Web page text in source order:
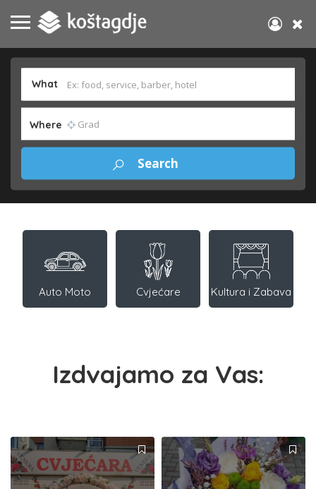
What
Where
Auto Moto Cvjećare Kultura i Zabava
Izdvajamo za Vas: